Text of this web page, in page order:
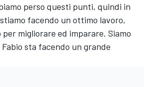
perso questi punti, quindi in
facendo un ottimo lavoro,
migliorare ed imparare. Siamo
sta facendo un grande